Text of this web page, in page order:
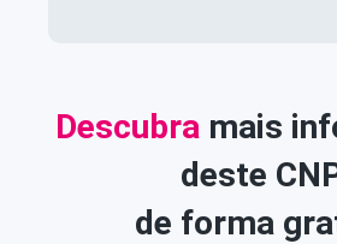
Descubra mais
deste
de forma